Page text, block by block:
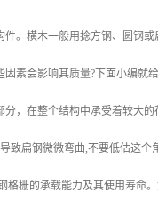
。横木一般用捻方钢、圆钢
素会影响其质量?下面小编就
，在整个结构中承受着较大
扁钢微微弯曲,不要低估这
栅的承载能力及其使用寿命